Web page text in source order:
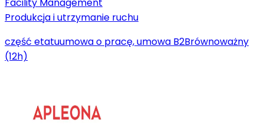
Facility Management
Produkcja i utrzymanie ruchu
część etatuumowa o pracę, umowa B2Brównoważny
(12h)